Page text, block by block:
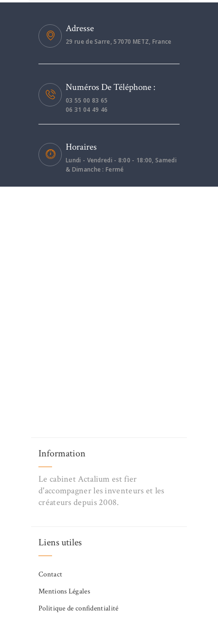
Adresse
29 rue de Sarre, 57070 METZ, France
Numéros De Téléphone :
03 55 00 83 65
06 31 04 49 46
Horaires
Lundi - Vendredi - 8:00 - 18:00, Samedi
& Dimanche : Fermé
Information
Le cabinet Actalium est fier
d'accompagner les inventeurs et les
créateurs depuis 2008.
Liens utiles
Contact
Mentions Légales
Politique de confidentialité